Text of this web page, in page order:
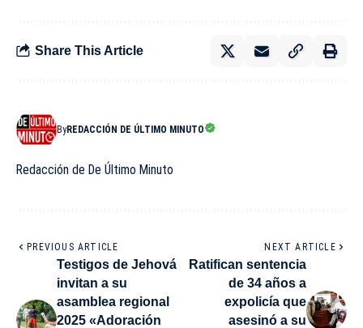
Share This Article
ByREDACCIÓN DE ÚLTIMO MINUTO
Redacción de De Último Minuto
PREVIOUS ARTICLE
Testigos de Jehová
invitan a su
asamblea regional
2025 «Adoración
NEXT ARTICLE
Ratifican sentencia
de 34 años a
expolicía que
asesinó a su